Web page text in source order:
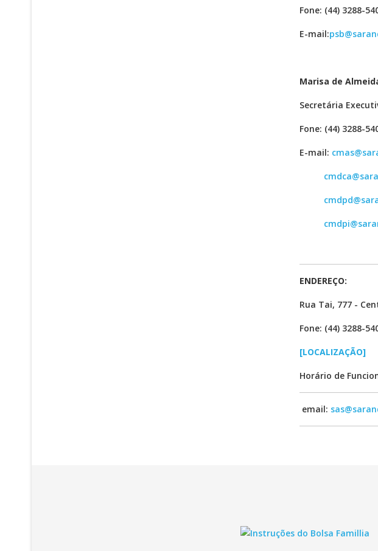
Fone: (44) 3288-
E-mail:
Marisa de
Secretária
Fone: (44) 3288-
E-mail:
ENDEREÇO:
Rua Tai, 777 -
Fone: (44) 3288-
[LOCALIZAÇÃO]
Horário de
email: